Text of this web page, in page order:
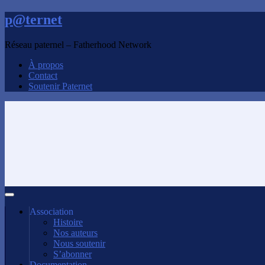
p@ternet
Réseau paternel – Fatherhood Network
À propos
Contact
Soutenir Paternet
Association
Histoire
Nos auteurs
Nous soutenir
S’abonner